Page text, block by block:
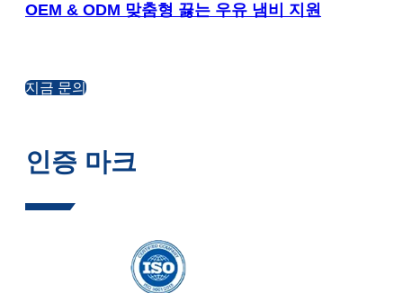
OEM & ODM 맞춤형 끓는 우유 냄비 지원
지금 문의
인증 마크